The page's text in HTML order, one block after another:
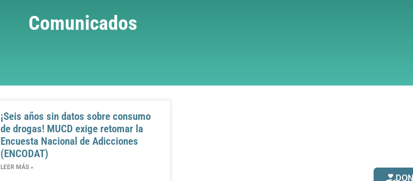
Comunicados
¡Seis años sin datos sobre consumo
de drogas! MUCD exige retomar la
Encuesta Nacional de Adicciones
(ENCODAT)
LEER MÁS »